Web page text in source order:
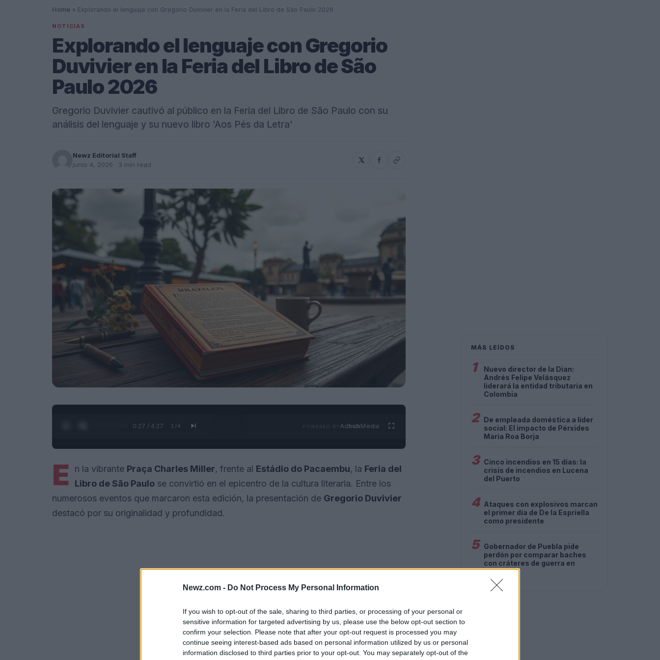
Newz.com - Do Not Process My Personal Information
If you wish to opt-out of the sale, sharing to third parties, or processing of your personal or
sensitive information for targeted advertising by us, please use the below opt-out section to
confirm your selection. Please note that after your opt-out request is processed you may
continue seeing interest-based ads based on personal information utilized by us or personal
information disclosed to third parties prior to your opt-out. You may separately opt-out of the
Home » Explorando el lenguaje con Gregorio Duvivier en la Feria del Libro de São Paulo 2026
NOTICIAS
Explorando el lenguaje con Gregorio
Duvivier en la Feria del Libro de São
Paulo 2026
Gregorio Duvivier cautivó al público en la Feria del Libro de São Paulo con su
análisis del lenguaje y su nuevo libro 'Aos Pés da Letra'
Newz Editorial Staff
junio 4, 2026 · 3 min read
0:28 / 4:27 1 /4 AdhubMedia
E n la vibrante Praça Charles Miller, frente al Estádio do Pacaembu, la Feria del
Libro de São Paulo se convirtió en el epicentro de la cultura literaria. Entre los
numerosos eventos que marcaron esta edición, la presentación de Gregorio Duvivier
destacó por su originalidad y profundidad.
MÁS LEÍDOS
1
Nuevo director de la Dian:
Andrés Felipe Velásquez
liderará la entidad tributaria en
Colombia
2 De empleada doméstica a líder
social: El impacto de Pérxides
María Roa Borja
3 Cinco incendios en 15 días: la
crisis de incendios en Lucena
del Puerto
4 Ataques con explosivos marcan
el primer día de De la Espriella
como presidente
5 Gobernador de Puebla pide
perdón por comparar baches
con cráteres de guerra en
Palestina